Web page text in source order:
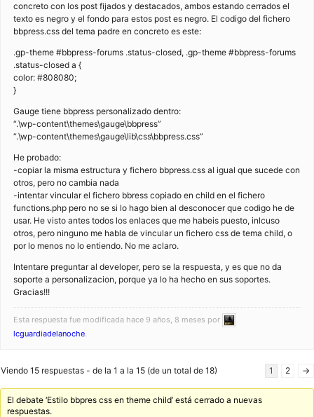
concreto con los post fijados y destacados, ambos estando cerrados el
texto es negro y el fondo para estos post es negro. El codigo del fichero
bbpress.css del tema padre en concreto es este:
.gp-theme #bbpress-forums .status-closed, .gp-theme #bbpress-forums
.status-closed a {
color: #808080;
}
Gauge tiene bbpress personalizado dentro:
“.\wp-content\themes\gauge\bbpress”
“.\wp-content\themes\gauge\lib\css\bbpress.css”
He probado:
-copiar la misma estructura y fichero bbpress.css al igual que sucede con
otros, pero no cambia nada
-intentar vincular el fichero bbress copiado en child en el fichero
functions.php pero no se si lo hago bien al desconocer que codigo he de
usar. He visto antes todos los enlaces que me habeis puesto, inlcuso
otros, pero ninguno me habla de vincular un fichero css de tema child, o
por lo menos no lo entiendo. No me aclaro.
Intentare preguntar al developer, pero se la respuesta, y es que no da
soporte a personalizacion, porque ya lo ha hecho en sus soportes.
Gracias!!!
Esta respuesta fue modificada hace 9 años, 8 meses por
lcguardiadelanoche.
Viendo 15 respuestas - de la 1 a la 15 (de un total de 18) 1 2 →
El debate ‘Estilo bbpres css en theme child’ está cerrado a nuevas
respuestas.